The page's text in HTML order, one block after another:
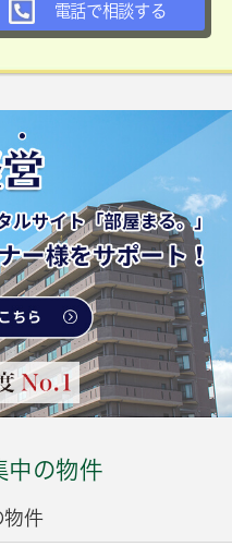
電話で相談する
中の物件
物件